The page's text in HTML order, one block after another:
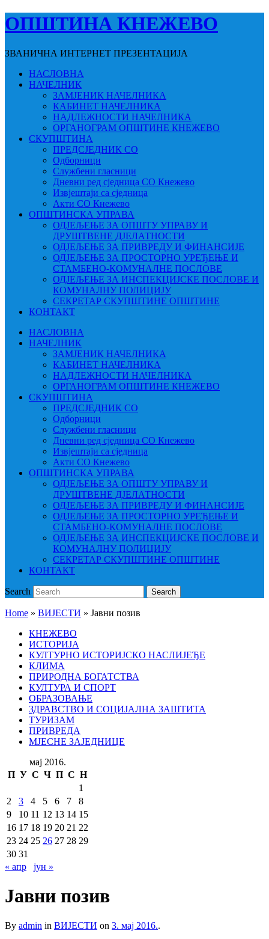
ОПШТИНА КНЕЖЕВО
ЗВАНИЧНА ИНТЕРНЕТ ПРЕЗЕНТАЦИЈА
НАСЛОВНА
НАЧЕЛНИК
ЗАМЈЕНИК НАЧЕЛНИКА
КАБИНЕТ НАЧЕЛНИКА
НАДЛЕЖНОСТИ НАЧЕЛНИКА
ОРГАНОГРАМ ОПШТИНЕ КНЕЖЕВО
СКУПШТИНА
ПРЕДСЈЕДНИК СО
Одборници
Службени гласници
Дневни ред сједница СО Кнежево
Извјештаји са сједница
Акти СО Кнежево
ОПШТИНСКА УПРАВА
ОДЈЕЉЕЊЕ ЗА ОПШТУ УПРАВУ И
ДРУШТВЕНЕ ДЈЕЛАТНОСТИ
ОДЈЕЉЕЊЕ ЗА ПРИВРЕДУ И ФИНАНСИЈЕ
ОДЈЕЉЕЊЕ ЗА ПРОСТОРНО УРЕЂЕЊЕ И
СТАМБЕНО-КОМУНАЛНЕ ПОСЛОВЕ
ОДЈЕЉЕЊЕ ЗА ИНСПЕКЦИЈСКЕ ПОСЛОВЕ И
КОМУНАЛНУ ПОЛИЦИЈУ
СЕКРЕТАР СКУПШТИНЕ ОПШТИНЕ
КОНТАКТ
НАСЛОВНА
НАЧЕЛНИК
ЗАМЈЕНИК НАЧЕЛНИКА
КАБИНЕТ НАЧЕЛНИКА
НАДЛЕЖНОСТИ НАЧЕЛНИКА
ОРГАНОГРАМ ОПШТИНЕ КНЕЖЕВО
СКУПШТИНА
ПРЕДСЈЕДНИК СО
Одборници
Службени гласници
Дневни ред сједница СО Кнежево
Извјештаји са сједница
Акти СО Кнежево
ОПШТИНСКА УПРАВА
ОДЈЕЉЕЊЕ ЗА ОПШТУ УПРАВУ И
ДРУШТВЕНЕ ДЈЕЛАТНОСТИ
ОДЈЕЉЕЊЕ ЗА ПРИВРЕДУ И ФИНАНСИЈЕ
ОДЈЕЉЕЊЕ ЗА ПРОСТОРНО УРЕЂЕЊЕ И
СТАМБЕНО-КОМУНАЛНЕ ПОСЛОВЕ
ОДЈЕЉЕЊЕ ЗА ИНСПЕКЦИЈСКЕ ПОСЛОВЕ И
КОМУНАЛНУ ПОЛИЦИЈУ
СЕКРЕТАР СКУПШТИНЕ ОПШТИНЕ
КОНТАКТ
Search Search
Home » ВИЈЕСТИ » Јавни позив
КНЕЖЕВО
ИСТОРИЈА
КУЛТУРНО ИСТОРИЈСКО НАСЛИЈЕЂЕ
КЛИМА
ПРИРОДНА БОГАТСТВА
КУЛТУРА И СПОРТ
ОБРАЗОВАЊЕ
ЗДРАВСТВО И СОЦИЈАЛНА ЗАШТИТА
ТУРИЗАМ
ПРИВРЕДА
МЈЕСНЕ ЗАЈЕДНИЦЕ
мај 2016.
П У С Ч П С Н
1
2
3 4 5 6 7
8
9
10 11 12 13 14 15
16 17 18 19 20 21 22
23 24 25 26 27 28 29
30 31
« апр
јун »
Јавни позив
By admin in ВИЈЕСТИ on 3. мај 2016..